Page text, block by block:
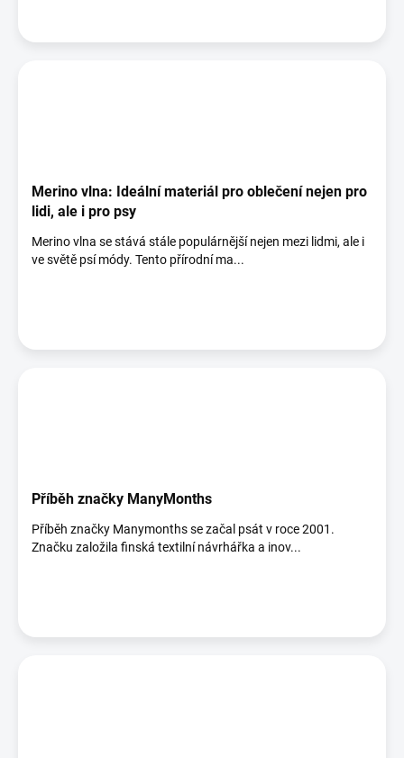
Merino vlna: Ideální materiál pro oblečení nejen pro
lidi, ale i pro psy
Merino vlna se stává stále populárnější nejen mezi lidmi, ale i
ve světě psí módy. Tento přírodní ma...
Příběh značky ManyMonths
Příběh značky Manymonths se začal psát v roce 2001.
Značku založila finská textilní návrhářka a inov...